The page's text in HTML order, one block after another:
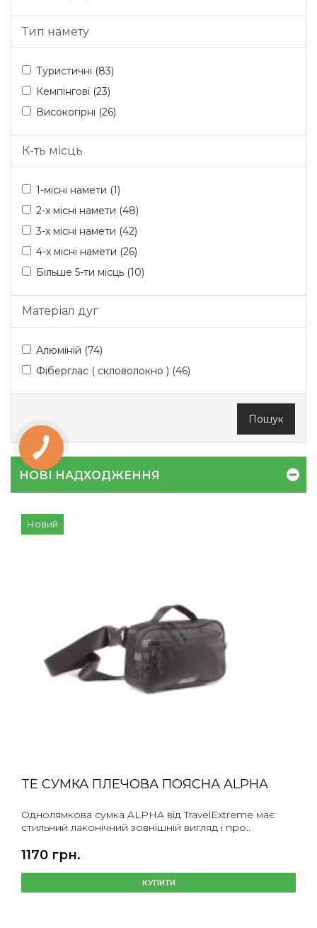
Тип намету
Туристичні (83)
Кемпінгові (23)
Високогірні (26)
К-ть місць
1-місні намети (1)
2-х місні намети (48)
3-х місні намети (42)
4-х місні намети (26)
Більше 5-ти місць (10)
Матеріал дуг
Алюміній (74)
Фіберглас ( скловолокно ) (46)
Пошук
НОВІ НАДХОДЖЕННЯ
Новий
TE СУМКА ПЛЕЧОВА ПОЯСНА ALPHA
Однолямкова сумка ALPHA від TravelExtreme має
стильний лаконічний зовнішній вигляд і про..
1170 грн.
КУПИТИ